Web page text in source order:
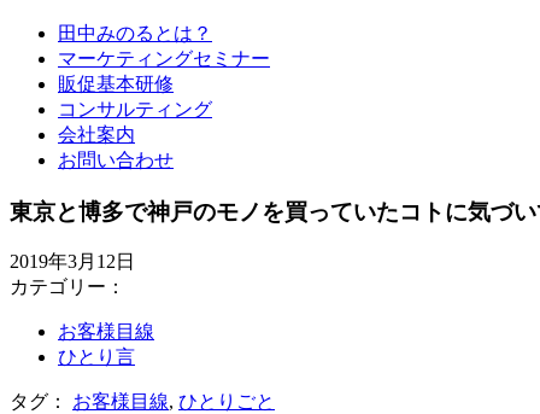
田中みのるとは？
マーケティングセミナー
販促基本研修
コンサルティング
会社案内
お問い合わせ
東京と博多で神戸のモノを買っていたコトに気づ
2019年3月12日
カテゴリー：
お客様目線
ひとり言
タグ： お客様目線, ひとりごと